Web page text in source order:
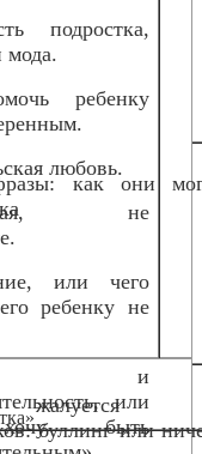
как они
жалуется
буллинг или
подростка,
мода.
ребенку
любовь.
не
или чего
ребенку не
и
или
быть